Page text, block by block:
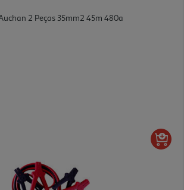
2 Peças 35mm2 45m 480a